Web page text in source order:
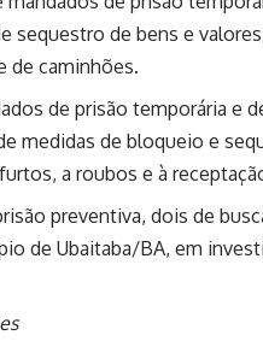
sequestro de bens e
de caminhões.
de prisão temporária e
medidas de bloqueio e
a roubos e à
preventiva, dois de
de Ubaitaba/BA, em